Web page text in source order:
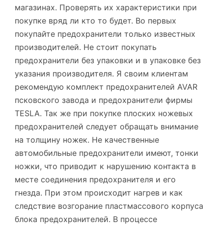
магазинах. Проверять их характеристики при
покупке вряд ли кто то будет. Во первых
покупайте предохранители только известных
производителей. Не стоит покупать
предохранители без упаковки и в упаковке без
указания производителя. Я своим клиентам
рекомендую комплект предохранителей AVAR
псковского завода и предохранители фирмы
TESLA. Так же при покупке плоских ножевых
предохранителей следует обращать внимание
на толщину ножек. Не качественные
автомобильные предохранители имеют, тонки
ножки, что приводит к нарушению контакта в
месте соединения предохранителя и его
гнезда. При этом происходит нагрев и как
следствие возгорание пластмассового корпуса
блока предохранителей. В процессе